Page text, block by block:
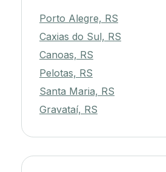
Porto Alegre, RS
Caxias do Sul, RS
Canoas, RS
Pelotas, RS
Santa Maria, RS
Gravataí, RS